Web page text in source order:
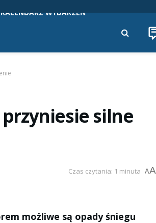
KALENDARZ WYDARZEŃ
silne
Czas czytania: 1 minuta AA
możliwe są opady śniegu